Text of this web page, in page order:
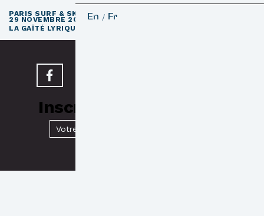
En / Fr
PARIS SURF & SKATEBOARD FILM FESTIVAL
29 NOVEMBRE 2026
LA GAÎTÉ LYRIQUE · PARIS 3
Inscrivez-vous à notre